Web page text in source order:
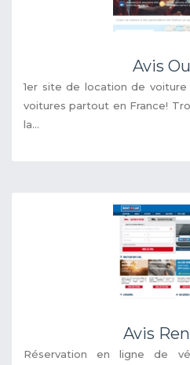
Avis
1er site de location de
voitures partout en France!
la...
Avis
Réservation en ligne de